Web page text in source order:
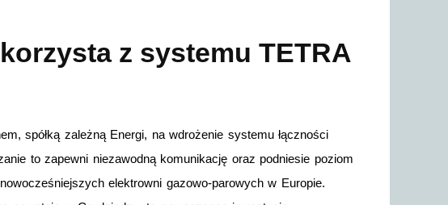
z systemu TETRA
spółką zależną Energi, na wdrożenie systemu łączności
to zapewni niezawodną komunikację oraz podniesie poziom
elektrowni gazowo-parowych w Europie.